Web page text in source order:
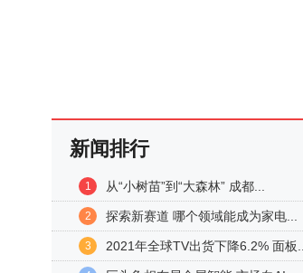
新闻排行
1 从“小树苗”到“大森林” 成都...
2 探索新赛道 哪个领域能成为家电...
3 2021年全球TV出货下降6.2% 面板...